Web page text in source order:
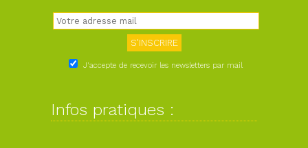
J'accepte de recevoir les newsletters par mail
Infos pratiques :